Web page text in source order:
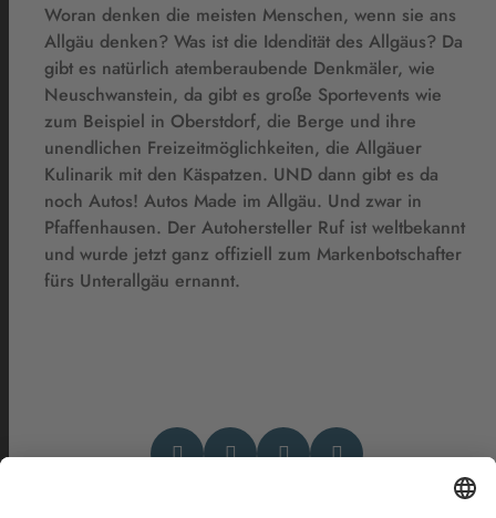
Woran denken die meisten Menschen, wenn sie ans
Allgäu denken? Was ist die Idendität des Allgäus? Da
gibt es natürlich atemberaubende Denkmäler, wie
Neuschwanstein, da gibt es große Sportevents wie
zum Beispiel in Oberstdorf, die Berge und ihre
unendlichen Freizeitmöglichkeiten, die Allgäuer
Kulinarik mit den Käspatzen. UND dann gibt es da
noch Autos! Autos Made im Allgäu. Und zwar in
Pfaffenhausen. Der Autohersteller Ruf ist weltbekannt
und wurde jetzt ganz offiziell zum Markenbotschafter
fürs Unterallgäu ernannt.